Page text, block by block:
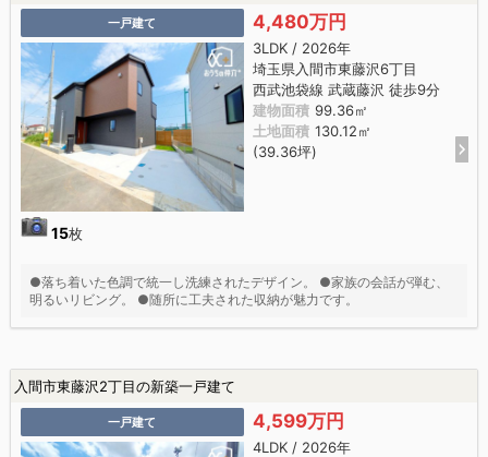
一戸建て
15枚
4,480万円
3LDK / 2026年
埼玉県入間市東藤沢6丁目
西武池袋線 武蔵藤沢 徒歩9分
建物面積 99.36㎡
土地面積 130.12㎡
(39.36坪)
●落ち着いた色調で統一し洗練されたデザイン。 ●家族の会話が弾む、
明るいリビング。 ●随所に工夫された収納が魅力です。
入間市東藤沢2丁目の新築一戸建て
一戸建て 4,599万円
4LDK / 2026年